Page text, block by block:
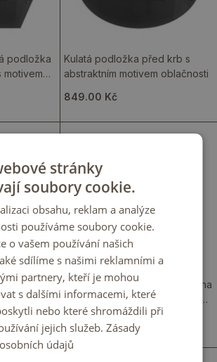
podložka
motivem
Kulatá podložka před krb s
abstraktním motivem oblačnosti
849.00 Kč
kamna
organickým
Skleněná podložka před kamna
ve tvaru čtvrtkruhu s motivem
abstraktních mraků
2 549.00 Kč
stránky
soubory cookie.
obsahu, reklam a analýze
používáme soubory cookie.
o vašem používání našich
sdílíme s našimi reklamními a
partnery, kteří je mohou
s dalšími informacemi, které
nebo které shromáždili při
jejich služeb. Zásady
údajů